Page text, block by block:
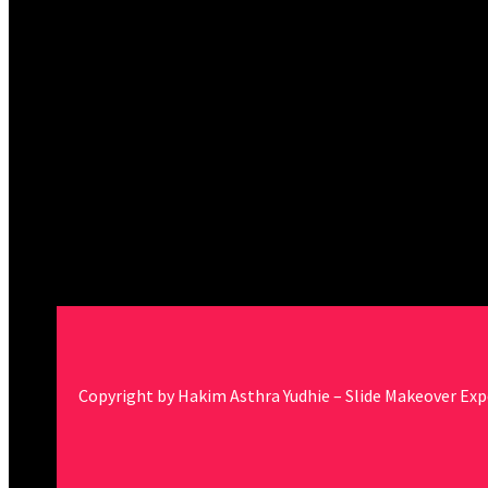
Copyright by Hakim Asthra Yudhie – Slide Makeover